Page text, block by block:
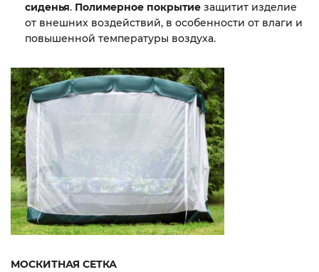
сиденья. Полимерное покрытие защитит изделие
от внешних воздействий, в особенности от влаги и
повышенной температуры воздуха.
МОСКИТНАЯ СЕТКА